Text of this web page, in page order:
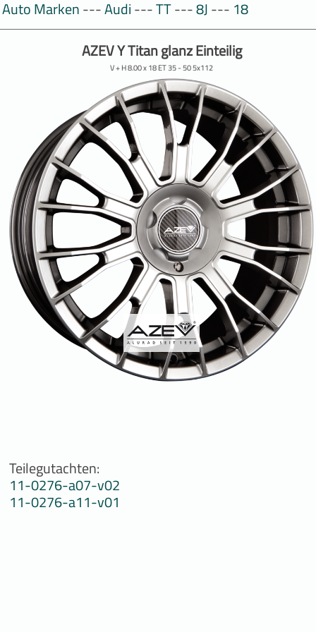
Auto Marken---Audi---TT---8J--- 18
AZEV Y Titan glanz Einteilig
V + H 8.00 x 18 ET 35 - 50 5x112
Teilegutachten:
11-0276-a07-v02
11-0276-a11-v01